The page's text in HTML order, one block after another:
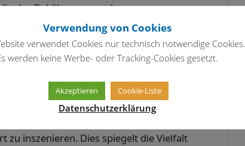
das Publikum verzaubern.
Mühlen leitet die Theater-AG der
absolviert und blickt auf jahrelange
meist klassische Stücke der Theater-
Jahren begeistert sie mit ihren
aus der Oberstufe das Publikum.
zu inszenieren. Dies spiegelt die Vielfalt
Verwendung von Cookies
verwendet Cookies nur technisch notwendige Cookies.
werden keine Werbe- oder Tracking-Cookies gesetzt.
Akzeptieren Cookie-Liste
Datenschutzerklärung